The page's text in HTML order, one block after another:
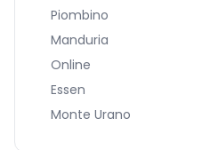
Piombino
Manduria
Online
Essen
Monte Urano